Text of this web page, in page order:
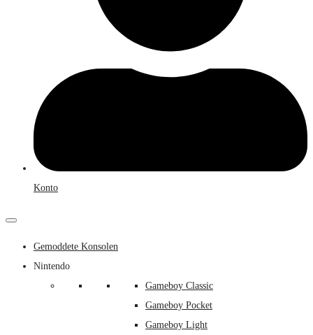
Konto
Gemoddete Konsolen
Nintendo
Gameboy Classic
Gameboy Pocket
Gameboy Light